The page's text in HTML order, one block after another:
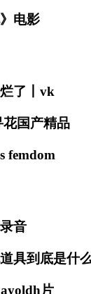
电影
了丨vk
国产精品
femdom
音
具到底是什
片